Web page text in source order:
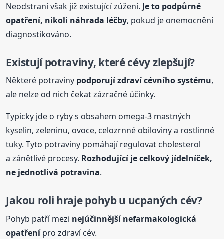
Neodstraní však již existující zúžení. Je to podpůrné
opatření, nikoli náhrada léčby, pokud je onemocnění
diagnostikováno.
Existují potraviny, kterécévyzlepšují?
Některé potraviny podporují zdraví cévního systému,
ale nelze od nich čekat zázračné účinky.
Typicky jde o ryby s obsahem omega-3 mastných
kyselin, zeleninu, ovoce, celozrnné obiloviny a rostlinné
tuky. Tyto potraviny pomáhají regulovat cholesterol
a zánětlivé procesy. Rozhodující je celkový jídelníček,
ne jednotlivá potravina.
Jakou roli hraje pohyb u ucpaných cév?
Pohyb patří mezi nejúčinnější nefarmakologická
opatřenípro zdraví cév.